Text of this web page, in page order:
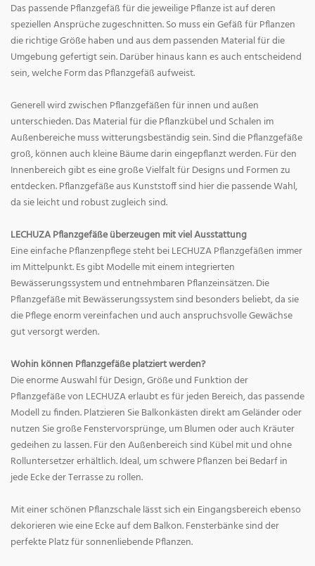
Das passende Pflanzgefäß für die jeweilige Pflanze ist auf deren
speziellen Ansprüche zugeschnitten. So muss ein Gefäß für Pflanzen
die richtige Größe haben und aus dem passenden Material für die
Umgebung gefertigt sein. Darüber hinaus kann es auch entscheidend
sein, welche Form das Pflanzgefäß aufweist.
Generell wird zwischen Pflanzgefäßen für innen und außen
unterschieden. Das Material für die Pflanzkübel und Schalen im
Außenbereiche muss witterungsbeständig sein. Sind die Pflanzgefäße
groß, können auch kleine Bäume darin eingepflanzt werden. Für den
Innenbereich gibt es eine große Vielfalt für Designs und Formen zu
entdecken. Pflanzgefäße aus Kunststoff sind hier die passende Wahl,
da sie leicht und robust zugleich sind.
LECHUZA Pflanzgefäße überzeugen mit viel Ausstattung
Eine einfache Pflanzenpflege steht bei LECHUZA Pflanzgefäßen immer
im Mittelpunkt. Es gibt Modelle mit einem integrierten
Bewässerungssystem und entnehmbaren Pflanzeinsätzen. Die
Pflanzgefäße mit Bewässerungssystem sind besonders beliebt, da sie
die Pflege enorm vereinfachen und auch anspruchsvolle Gewächse
gut versorgt werden.
Wohin können Pflanzgefäße platziert werden?
Die enorme Auswahl für Design, Größe und Funktion der
Pflanzgefäße von LECHUZA erlaubt es für jeden Bereich, das passende
Modell zu finden. Platzieren Sie Balkonkästen direkt am Geländer oder
nutzen Sie große Fenstervorsprünge, um Blumen oder auch Kräuter
gedeihen zu lassen. Für den Außenbereich sind Kübel mit und ohne
Rolluntersetzer erhältlich. Ideal, um schwere Pflanzen bei Bedarf in
jede Ecke der Terrasse zu rollen.
Mit einer schönen Pflanzschale lässt sich ein Eingangsbereich ebenso
dekorieren wie eine Ecke auf dem Balkon. Fensterbänke sind der
perfekte Platz für sonnenliebende Pflanzen.